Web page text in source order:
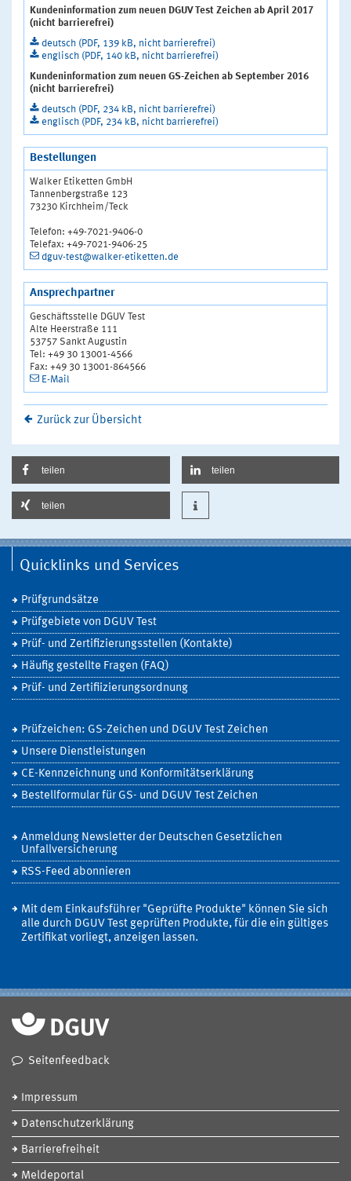
Kundeninformation zum neuen DGUV Test Zeichen ab April 2017
(nicht barrierefrei)
deutsch (PDF, 139 kB, nicht barrierefrei)
englisch (PDF, 140 kB, nicht barrierefrei)
Kundeninformation zum neuen GS-Zeichen ab September 2016
(nicht barrierefrei)
deutsch (PDF, 234 kB, nicht barrierefrei)
englisch (PDF, 234 kB, nicht barrierefrei)
Bestellungen
Walker Etiketten GmbH
Tannenbergstraße 123
73230 Kirchheim/Teck
Telefon: +49-7021-9406-0
Telefax: +49-7021-9406-25
dguv-test@walker-etiketten.de
Ansprechpartner
Geschäftsstelle DGUV Test
Alte Heerstraße 111
53757 Sankt Augustin
Tel: +49 30 13001-4566
Fax: +49 30 13001-864566
E-Mail
Zurück zur Übersicht
teilen teilen
teilen
Quicklinks und Services
Prüfgrundsätze
Prüfgebiete von DGUV Test
Prüf- und Zertifizierungsstellen (Kontakte)
Häufig gestellte Fragen (FAQ)
Prüf- und Zertifiizierungsordnung
Prüfzeichen: GS-Zeichen und DGUV Test Zeichen
Unsere Dienstleistungen
CE-Kennzeichnung und Konformitätserklärung
Bestellformular für GS- und DGUV Test Zeichen
Anmeldung Newsletter der Deutschen Gesetzlichen
Unfallversicherung
RSS-Feed abonnieren
Mit dem Einkaufsführer "Geprüfte Produkte" können Sie sich
alle durch DGUV Test geprüften Produkte, für die ein gültiges
Zertifikat vorliegt, anzeigen lassen.
Seitenfeedback
Impressum
Datenschutzerklärung
Barrierefreiheit
Meldeportal